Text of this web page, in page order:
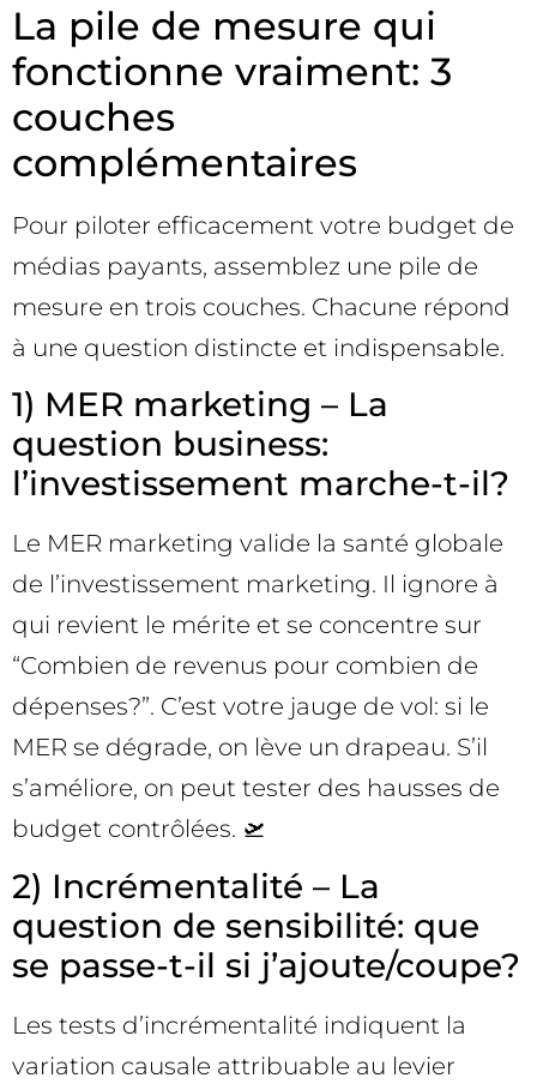
La pile de mesure qui
fonctionne vraiment: 3
couches
complémentaires
Pour piloter efficacement votre budget de
médias payants, assemblez une pile de
mesure en trois couches. Chacune répond
à une question distincte et indispensable.
1) MER marketing – La
question business:
l’investissement marche-t-il?
Le MER marketing valide la santé globale
de l’investissement marketing. Il ignore à
qui revient le mérite et se concentre sur
“Combien de revenus pour combien de
dépenses?”. C’est votre jauge de vol: si le
MER se dégrade, on lève un drapeau. S’il
s’améliore, on peut tester des hausses de
budget contrôlées. 🛫
2) Incrémentalité – La
question de sensibilité: que
se passe-t-il si j’ajoute/coupe?
Les tests d’incrémentalité indiquent la
variation causale attribuable au levier